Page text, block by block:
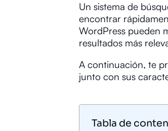
Un sistema de
encontrar
WordPress pueden
resultados más
A continuación, te
junto con sus
Tabla de